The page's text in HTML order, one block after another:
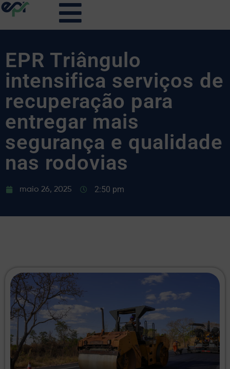
EPR Triângulo
intensifica serviços de
recuperação para
entregar mais
segurança e qualidade
nas rodovias
maio 26, 2025 2:50 pm